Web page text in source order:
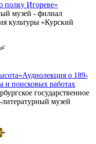
полку Игореве»
музей - филиал
культуры «Курский
Аудиолекция о 189-
и поисковых работах
государственное
музей